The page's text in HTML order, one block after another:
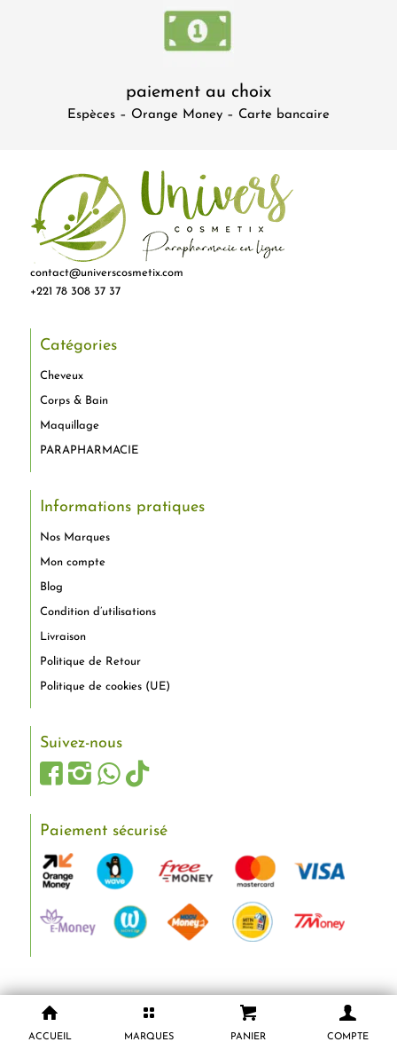
ACCUEIL MARQUES PANIER COMPTE
paiement au choix
Espèces – Orange Money – Carte bancaire
contact@universcosmetix.com
+221 78 308 37 37
Catégories
Cheveux
Corps & Bain
Maquillage
PARAPHARMACIE
Informations pratiques
Nos Marques
Mon compte
Blog
Condition d’utilisations
Livraison
Politique de Retour
Politique de cookies (UE)
Suivez-nous
Paiement sécurisé